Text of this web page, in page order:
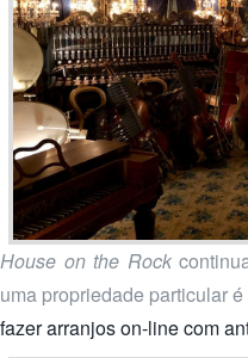
House on the Rock
uma propriedade particular
fazer arranjos on-line com